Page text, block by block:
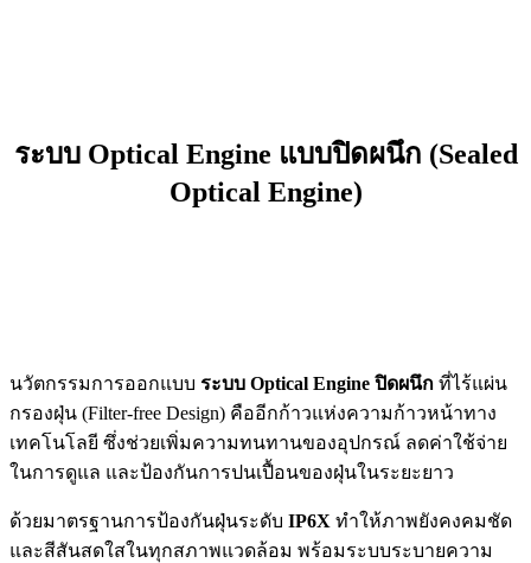
ระบบ Optical Engine แบบปิดผนึก (Sealed
Optical Engine)
นวัตกรรมการออกแบบ ระบบ Optical Engine ปิดผนึก ที่ไร้แผ่น
กรองฝุ่น (Filter-free Design) คืออีกก้าวแห่งความก้าวหน้าทาง
เทคโนโลยี ซึ่งช่วยเพิ่มความทนทานของอุปกรณ์ ลดค่าใช้จ่าย
ในการดูแล และป้องกันการปนเปื้อนของฝุ่นในระยะยาว
ด้วยมาตรฐานการป้องกันฝุ่นระดับ IP6X ทำให้ภาพยังคงคมชัด
และสีสันสดใสในทุกสภาพแวดล้อม พร้อมระบบระบายความ